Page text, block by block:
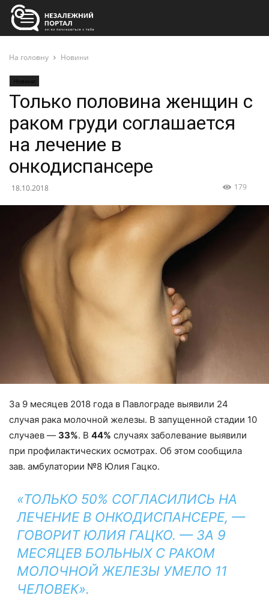
На головну Новини
Новини
Только половина женщин с
раком груди соглашается
на лечение в
онкодиспансере
18.10.2018 179
За 9 месяцев 2018 года в Павлограде выявили 24
случая рака молочной железы. В запущенной стадии 10
случаев — 33%. В 44% случаях заболевание выявили
при профилактических осмотрах. Об этом сообщила
зав. амбулатории №8 Юлия Гацко.
«ТОЛЬКО 50% СОГЛАСИЛИСЬ НА
ЛЕЧЕНИЕ В ОНКОДИСПАНСЕРЕ, —
ГОВОРИТ ЮЛИЯ ГАЦКО. — ЗА 9
МЕСЯЦЕВ БОЛЬНЫХ С РАКОМ
МОЛОЧНОЙ ЖЕЛЕЗЫ УМЕЛО 11
ЧЕЛОВЕК».